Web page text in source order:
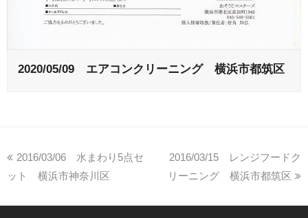
2020/05/09 エアコンクリーニング 横浜市都筑区
2016/03/06 水まわり5点セ
ット 横浜市神奈川区
2016/03/15 レンジフードク
リーニング 横浜市都筑区